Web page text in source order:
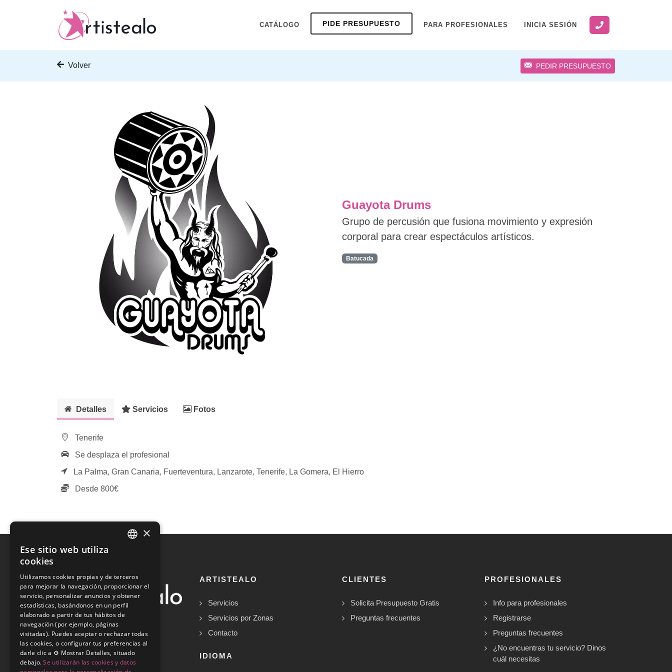
CATÁLOGO PIDE PRESUPUESTO PARA PROFESIONALES INICIA SESIÓN
Volver PEDIR PRESUPUESTO
Guayota Drums
Grupo de percusión que fusiona movimiento y expresión
corporal para crear espectáculos artísticos.
Batucada
Detalles Servicios Fotos
Tenerife
Se desplaza el profesional
La Palma, Gran Canaria, Fuerteventura, Lanzarote, Tenerife, La Gomera, El Hierro
Desde 800€
Copyrights © 2026
ARTISTEALO
Servicios
Servicios por Zonas
Contacto
IDIOMA
CLIENTES
Solicita Presupuesto Gratis
Preguntas frecuentes
PROFESIONALES
Info para profesionales
Registrarse
Preguntas frecuentes
¿No encuentras tu servicio? Dinos
cuál necesitas
×
Ese sitio web utiliza
cookies
Utilizamos cookies propias y de terceros
para mejorar la navegación, proporcionar el
servicio, personalizar anuncios y obtener
estadísticas, basándonos en un perfil
elaborado a partir de tus hábitos de
navegación (por ejemplo, páginas
visitadas). Puedes aceptar o rechazar todas
las cookies, o configurar tus preferencias al
darle clic a ⚙️ Mostrar Detalles, situado
debajo.Se utilizarán las cookies y datos